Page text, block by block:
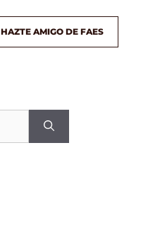
HAZTE AMIGO DE FAES